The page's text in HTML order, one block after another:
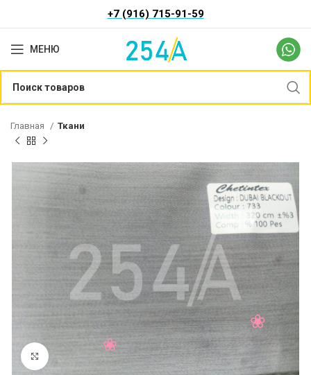
+7 (916) 715-91-59
МЕНЮ
Главная Ткани
Нажмите, чтобы увеличить